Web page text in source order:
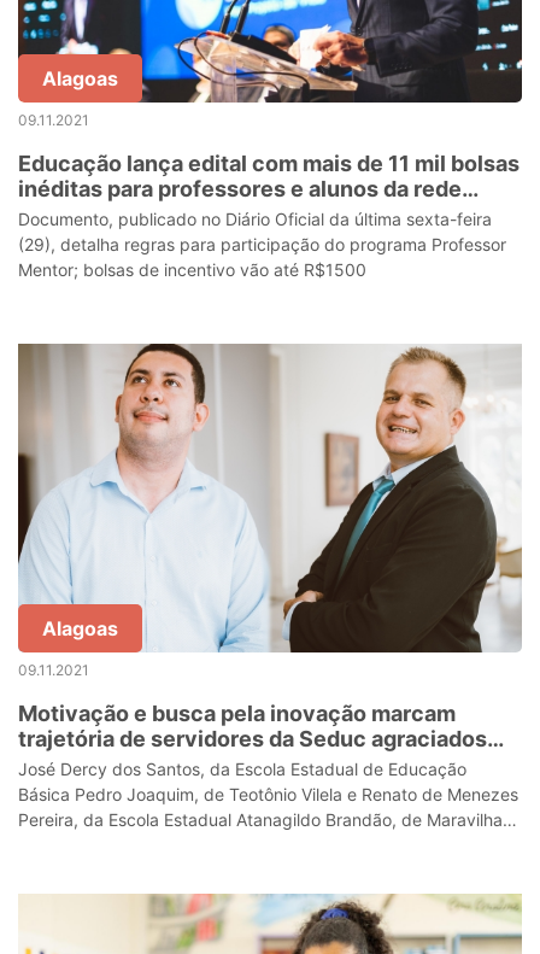
Alagoas
09.11.2021
Educação lança edital com mais de 11 mil bolsas
inéditas para professores e alunos da rede
estadual
Documento, publicado no Diário Oficial da última sexta-feira
(29), detalha regras para participação do programa Professor
Mentor; bolsas de incentivo vão até R$1500
Alagoas
09.11.2021
Motivação e busca pela inovação marcam
trajetória de servidores da Seduc agraciados
com a Medalha Sílvio Viana
José Dercy dos Santos, da Escola Estadual de Educação
Básica Pedro Joaquim, de Teotônio Vilela e Renato de Menezes
Pereira, da Escola Estadual Atanagildo Brandão, de Maravilha